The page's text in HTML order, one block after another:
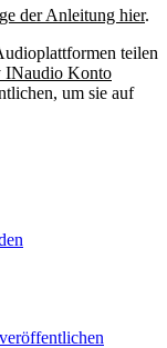
der Anleitung hier.
teilen
INaudio Konto
um sie auf